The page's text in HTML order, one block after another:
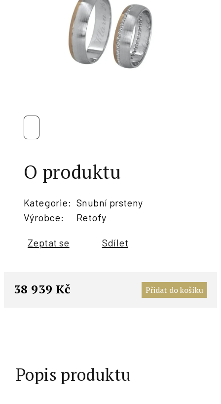
38 939 Kč Přidat do košíku
O produktu
Kategorie: Snubní prsteny
Výrobce: Retofy
Zeptat se Sdílet
Popis produktu